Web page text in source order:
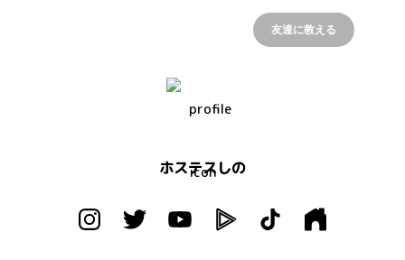
友達に教える
ホステスしの